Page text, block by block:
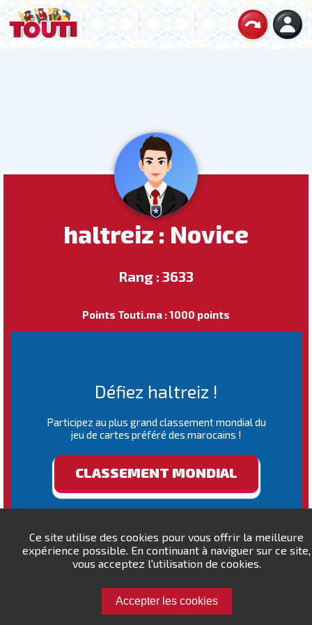
Ce site utilise des cookies pour vous offrir la meilleure
expérience possible. En continuant à naviguer sur ce site,
vous acceptez l'utilisation de cookies.
Accepter les cookies
haltreiz : Novice
Rang : 3633
Points Touti.ma : 1000 points
Défiez haltreiz !
Participez au plus grand classement mondial du
jeu de cartes préféré des marocains !
CLASSEMENT MONDIAL